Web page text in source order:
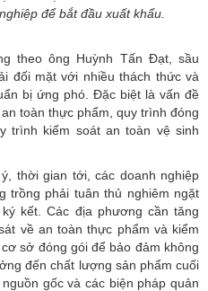
để bắt đầu xuất khẩu.
theo ông Huỳnh Tấn Đạt, sầu
đối mặt với nhiều thách thức và
bị ứng phó. Đặc biệt là vấn đề
toàn thực phẩm, quy trình đóng
trình kiểm soát an toàn vệ sinh
thời gian tới, các doanh nghiệp
trồng phải tuân thủ nghiêm ngặt
kết. Các địa phương cần tăng
về an toàn thực phẩm và kiểm
sở đóng gói để bảo đảm không
đến chất lượng sản phẩm cuối
gốc và các biện pháp quản